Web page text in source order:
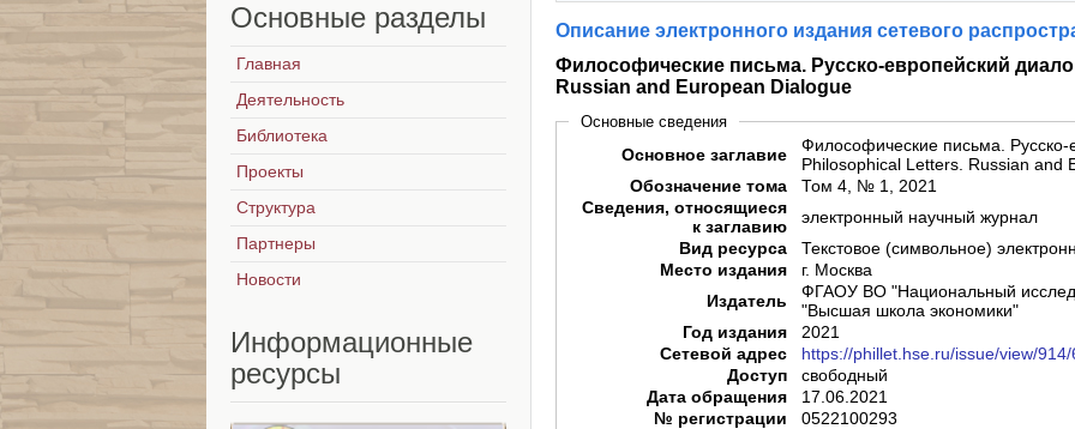
Описание электронного издания сетевого
Философические письма. Русско-европейский
Russian and European Dialogue
Основные сведения
Основное заглавие
Философические письма. Русско-
Philosophical Letters. Russian and
Обозначение тома
Том 4, № 1, 2021
Сведения, относящиеся
к заглавию
электронный научный журнал
Вид ресурса
Текстовое (символьное)
Место издания
г. Москва
Издатель
ФГАОУ ВО "Национальный
"Высшая школа экономики"
Год издания
2021
Сетевой адрес
https://phillet.hse.ru/issue/view/
Доступ
свободный
Дата обращения
17.06.2021
№ регистрации
0522100293
Основные разделы
Главная
Деятельность
Библиотека
Проекты
Структура
Партнеры
Новости
Информационные
ресурсы